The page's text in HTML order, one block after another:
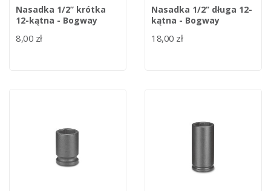
Nasadka 1/2’’ krótka
12-kątna - Bogway
8,00 zł
Nasadka 1/2’’ długa 12-
kątna - Bogway
18,00 zł